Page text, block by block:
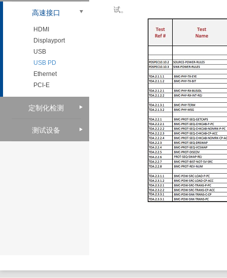
高速接口
HDMI
Displayport
USB
USB PD
Ethernet
PCI-E
定制化检测
测试设备
试。